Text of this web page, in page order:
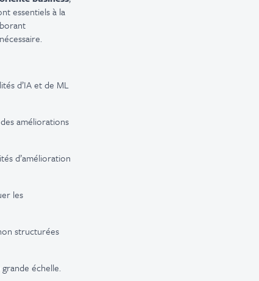
essentiels à la
d’IA et de ML
améliorations
d’amélioration
les
structurées
échelle.